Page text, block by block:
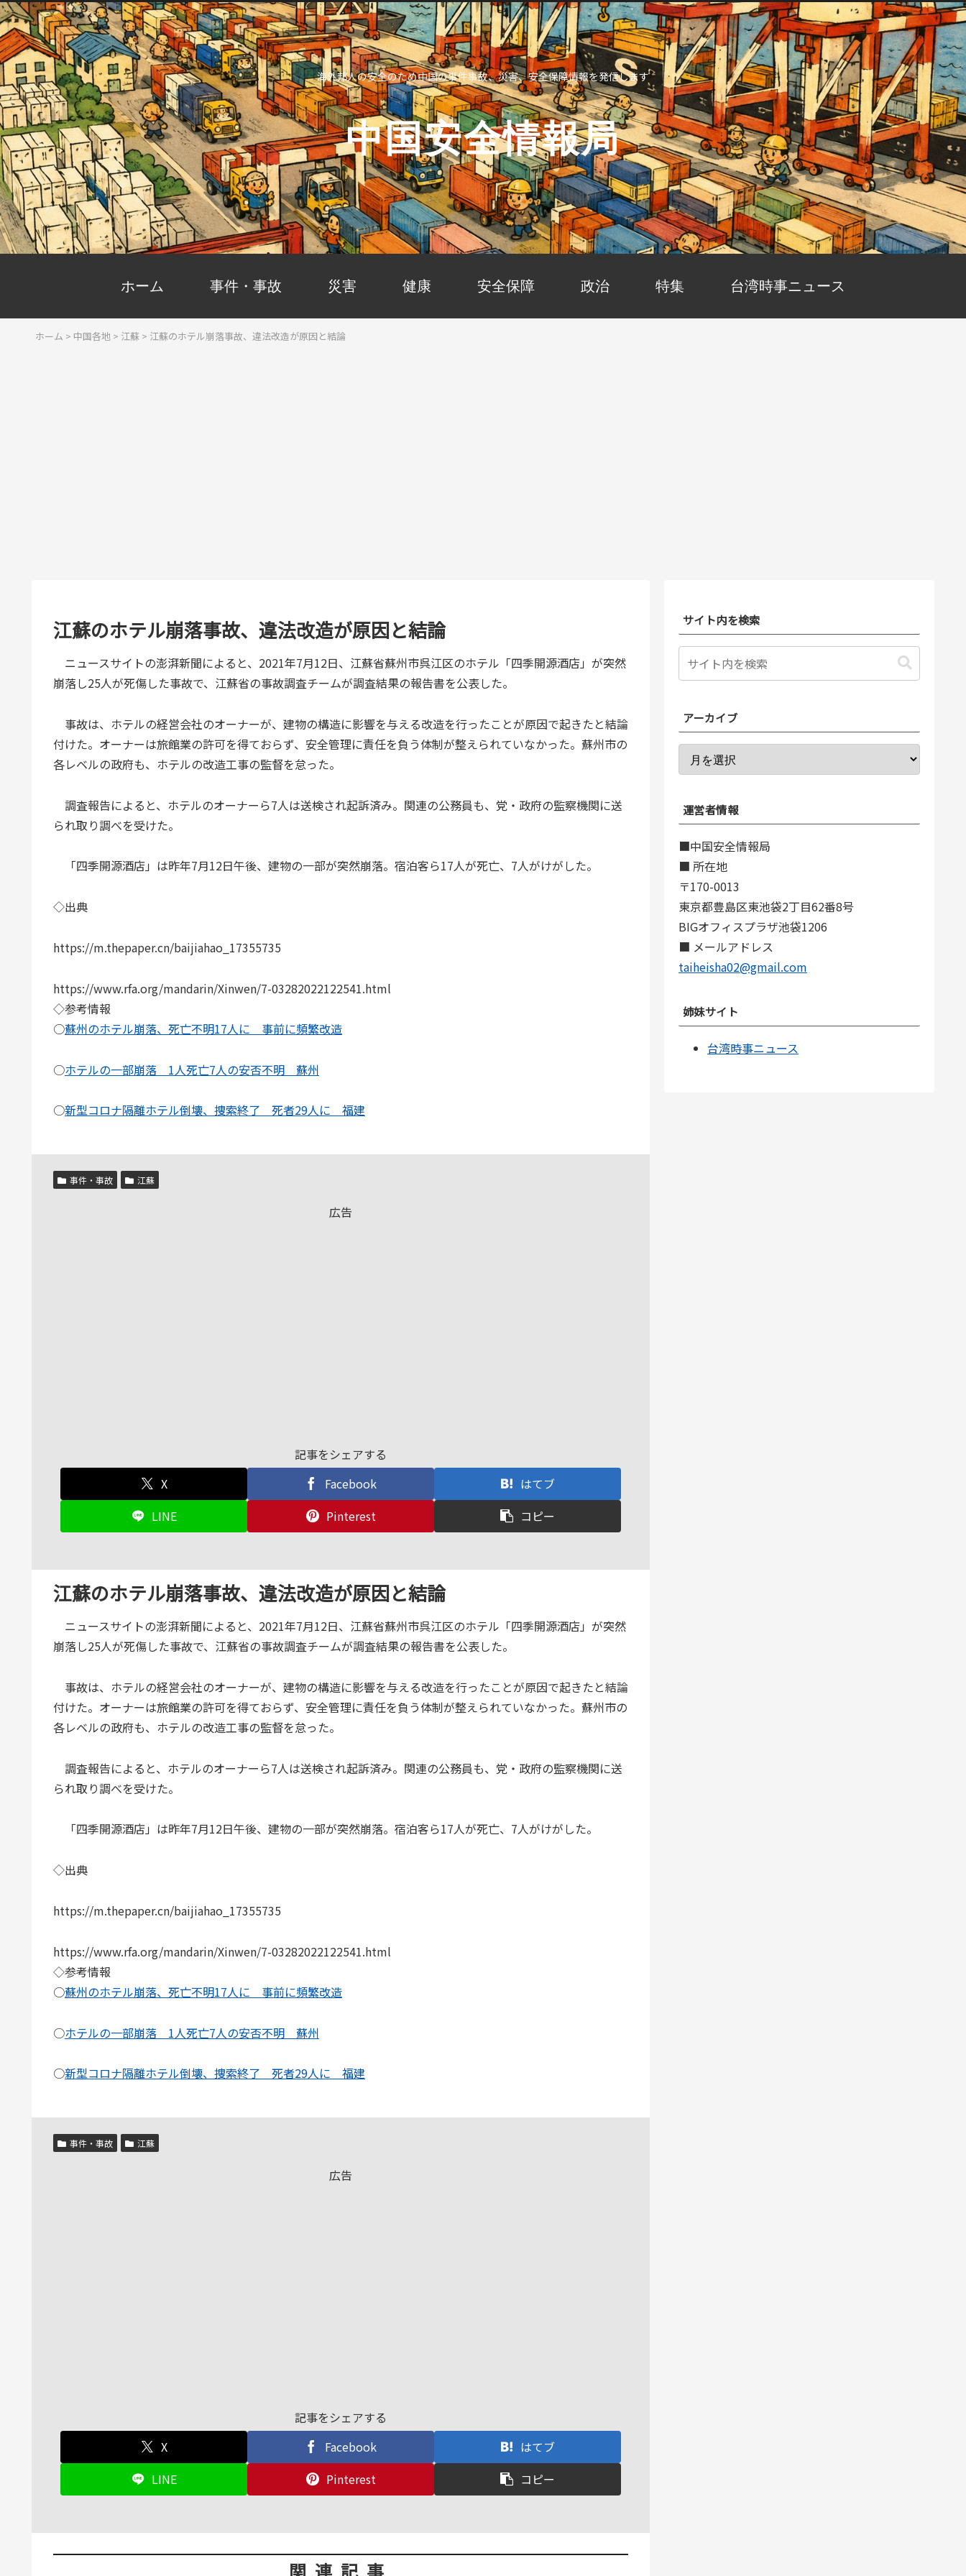
海外邦人の安全のため中国の事件事故、災害、安全保障情報を発信します
中国安全情報局
ホーム 事件・事故 災害 健康 安全保障 政治 特集 台湾時事ニュース
ホーム > 中国各地 > 江蘇 > 江蘇のホテル崩落事故、違法改造が原因と結論
江蘇のホテル崩落事故、違法改造が原因と結論
ニュースサイトの澎湃新聞によると、2021年7月12日、江蘇省蘇州市呉江区のホテル「四季開源酒店」が突然
崩落し25人が死傷した事故で、江蘇省の事故調査チームが調査結果の報告書を公表した。
事故は、ホテルの経営会社のオーナーが、建物の構造に影響を与える改造を行ったことが原因で起きたと結論
付けた。オーナーは旅館業の許可を得ておらず、安全管理に責任を負う体制が整えられていなかった。蘇州市の
各レベルの政府も、ホテルの改造工事の監督を怠った。
調査報告によると、ホテルのオーナーら7人は送検され起訴済み。関連の公務員も、党・政府の監察機関に送
られ取り調べを受けた。
「四季開源酒店」は昨年7月12日午後、建物の一部が突然崩落。宿泊客ら17人が死亡、7人がけがした。
◇出典
https://m.thepaper.cn/baijiahao_17355735
https://www.rfa.org/mandarin/Xinwen/7-03282022122541.html
◇参考情報
○蘇州のホテル崩落、死亡不明17人に 事前に頻繁改造
○ホテルの一部崩落 1人死亡7人の安否不明 蘇州
○新型コロナ隔離ホテル倒壊、捜索終了 死者29人に 福建
事件・事故 江蘇
広告
記事をシェアする
X
Facebook
はてブ
LINE
Pinterest コピー
江蘇のホテル崩落事故、違法改造が原因と結論
ニュースサイトの澎湃新聞によると、2021年7月12日、江蘇省蘇州市呉江区のホテル「四季開源酒店」が突然
崩落し25人が死傷した事故で、江蘇省の事故調査チームが調査結果の報告書を公表した。
事故は、ホテルの経営会社のオーナーが、建物の構造に影響を与える改造を行ったことが原因で起きたと結論
付けた。オーナーは旅館業の許可を得ておらず、安全管理に責任を負う体制が整えられていなかった。蘇州市の
各レベルの政府も、ホテルの改造工事の監督を怠った。
調査報告によると、ホテルのオーナーら7人は送検され起訴済み。関連の公務員も、党・政府の監察機関に送
られ取り調べを受けた。
「四季開源酒店」は昨年7月12日午後、建物の一部が突然崩落。宿泊客ら17人が死亡、7人がけがした。
◇出典
https://m.thepaper.cn/baijiahao_17355735
https://www.rfa.org/mandarin/Xinwen/7-03282022122541.html
◇参考情報
○蘇州のホテル崩落、死亡不明17人に 事前に頻繁改造
○ホテルの一部崩落 1人死亡7人の安否不明 蘇州
○新型コロナ隔離ホテル倒壊、捜索終了 死者29人に 福建
事件・事故 江蘇
広告
記事をシェアする
X
Facebook
はてブ
LINE
Pinterest コピー
関連記事
サイト内を検索
アーカイブ
運営者情報
■中国安全情報局
■ 所在地
〒170-0013
東京都豊島区東池袋2丁目62番8号
BIGオフィスプラザ池袋1206
■ メールアドレス
taiheisha02@gmail.com
姉妹サイト
台湾時事ニュース